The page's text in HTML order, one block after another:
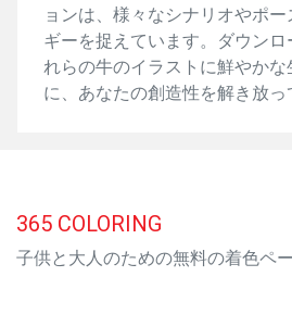
ョンは、様々なシナリオやポ
ギーを捉えています。ダウンロ
れらの牛のイラストに鮮やかな
に、あなたの創造性を解き放っ
365 COLORING
子供と大人のための無料の着色ペー